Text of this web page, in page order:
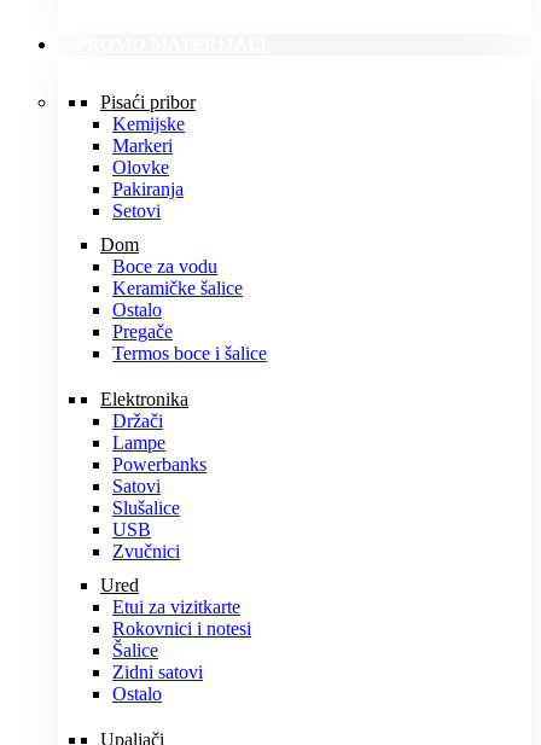
Pisaći pribor
Kemijske
Markeri
Olovke
Pakiranja
Setovi
Dom
Boce za vodu
Keramičke šalice
Ostalo
Pregače
Termos boce i šalice
Elektronika
Držači
Lampe
Powerbanks
Satovi
Slušalice
USB
Zvučnici
Ured
Etui za vizitkarte
Rokovnici i notesi
Šalice
Zidni satovi
Ostalo
Upaljači